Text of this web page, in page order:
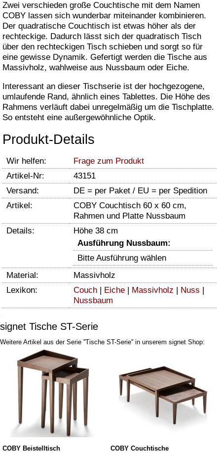
Zwei verschieden große Couchtische mit dem Namen
COBY lassen sich wunderbar miteinander kombinieren.
Der quadratische Couchtisch ist etwas höher als der
rechteckige. Dadurch lässt sich der quadratisch Tisch
über den rechteckigen Tisch schieben und sorgt so für
eine gewisse Dynamik. Gefertigt werden die Tische aus
Massivholz, wahlweise aus Nussbaum oder Eiche.
Interessant an dieser Tischserie ist der hochgezogene,
umlaufende Rand, ähnlich eines Tablettes. Die Höhe des
Rahmens verläuft dabei unregelmäßig um die Tischplatte.
So entsteht eine außergewöhnliche Optik.
Produkt-Details
Wir helfen:
Frage zum Produkt
Artikel-Nr:
43151
Versand:
DE = per Paket / EU = per Spedition
Artikel:
COBY Couchtisch 60 x 60 cm,
Rahmen und Platte Nussbaum
Details:
Höhe 38 cm
Ausführung Nussbaum:
Bitte Ausführung wählen
Material:
Massivholz
Lexikon:
Couch Eiche Massivholz Nuss
Nussbaum
signet Tische ST-Serie
Weitere Artikel aus der Serie ''Tische ST-Serie'' in unserem signet Shop:
COBY Beistelltisch COBY Couchtische